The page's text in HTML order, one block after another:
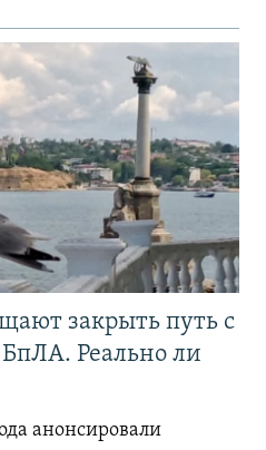
закрыть путь с
Реально ли
анонсировали